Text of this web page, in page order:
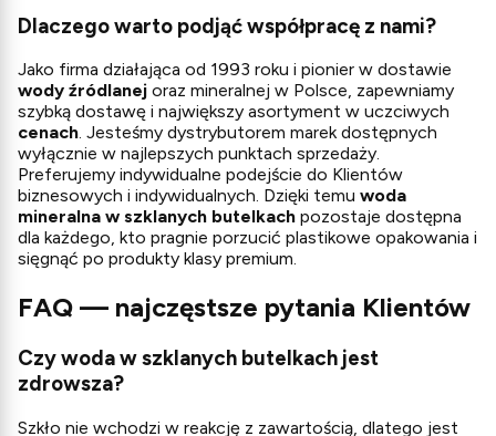
Dlaczego warto podjąć współpracę z nami?
Jako firma działająca od 1993 roku i pionier w dostawie
wody źródlanej oraz mineralnej w Polsce, zapewniamy
szybką dostawę i największy asortyment w uczciwych
cenach. Jesteśmy dystrybutorem marek dostępnych
wyłącznie w najlepszych punktach sprzedaży.
Preferujemy indywidualne podejście do Klientów
biznesowych i indywidualnych. Dzięki temu woda
mineralna w szklanych butelkach pozostaje dostępna
dla każdego, kto pragnie porzucić plastikowe opakowania i
sięgnąć po produkty klasy premium.
FAQ — najczęstsze pytania Klientów
Czy woda w szklanych butelkach jest
zdrowsza?
Szkło nie wchodzi w reakcję z zawartością, dlatego jest